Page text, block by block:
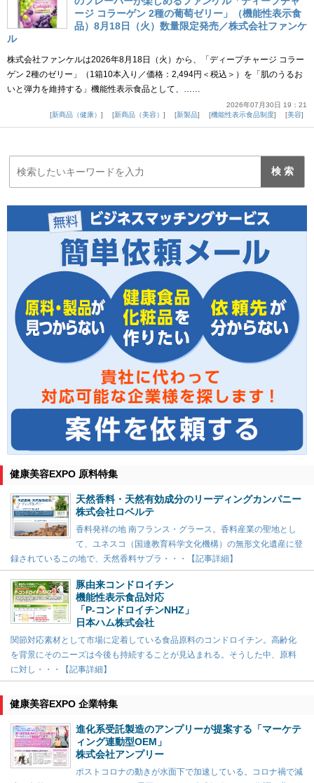
ージ コラーゲン 2種の葡萄ゼリー」（機能性表示食
品）8月18日（火）数量限定発売／株式会社ファンケ
ル
株式会社ファンケルは2026年8月18日（火）から、「ディープチャージ コラー
ゲン 2種のゼリー」（1箱10本入り／価格：2,494円＜税込＞）を「肌のうるお
いと弾力を維持する」機能性表示食品として、……
2026年07月30日 19：21
新商品（健康）
新商品（美容） 新製品 機能性表示食品制度 美容
健康美容EXPO 原料特集
天然香料・天然有効成分のリーディングカンパニー
株式会社ロベルテ
香料発祥の地 南フランス・グラース。香料産業の聖地とし
て、ユネスコ（国連教育科学文化機構）の無形文化遺産に登
録されているこの地で、天然香料サプラ・・・【記事詳細】
豚由来コンドロイチン
機能性表示食品対応
「P-コンドロイチンNHZ」
日本ハム株式会社
関節対応素材として市場に定着している食品原料のコンドロイチン。高齢化
を背景にそのニーズは今後も持続することが見込まれる。そうした中、原料
に対し・・・【記事詳細】
健康美容EXPO 企業特集
進化系受託製造のアンプリーが提案する「マーケテ
ィング連動型OEM」
株式会社アンプリー
ポストコロナの動きが水面下で加速している。コロナ禍で減